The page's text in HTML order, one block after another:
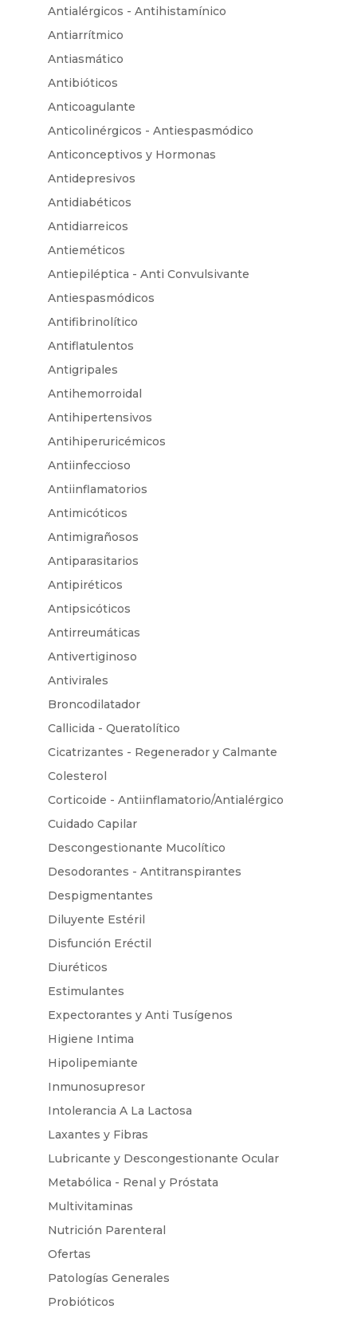
Antialérgicos - Antihistamínico
Antiarrítmico
Antiasmático
Antibióticos
Anticoagulante
Anticolinérgicos - Antiespasmódico
Anticonceptivos y Hormonas
Antidepresivos
Antidiabéticos
Antidiarreicos
Antieméticos
Antiepiléptica - Anti Convulsivante
Antiespasmódicos
Antifibrinolítico
Antiflatulentos
Antigripales
Antihemorroidal
Antihipertensivos
Antihiperuricémicos
Antiinfeccioso
Antiinflamatorios
Antimicóticos
Antimigrañosos
Antiparasitarios
Antipiréticos
Antipsicóticos
Antirreumáticas
Antivertiginoso
Antivirales
Broncodilatador
Callicida - Queratolítico
Cicatrizantes - Regenerador y Calmante
Colesterol
Corticoide - Antiinflamatorio/Antialérgico
Cuidado Capilar
Descongestionante Mucolítico
Desodorantes - Antitranspirantes
Despigmentantes
Diluyente Estéril
Disfunción Eréctil
Diuréticos
Estimulantes
Expectorantes y Anti Tusígenos
Higiene Intima
Hipolipemiante
Inmunosupresor
Intolerancia A La Lactosa
Laxantes y Fibras
Lubricante y Descongestionante Ocular
Metabólica - Renal y Próstata
Multivitaminas
Nutrición Parenteral
Ofertas
Patologías Generales
Probióticos